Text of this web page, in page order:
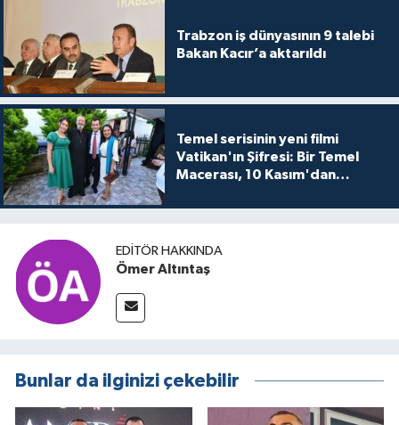
Trabzon iş dünyasının 9 talebi
Bakan Kacır’a aktarıldı
Temel serisinin yeni filmi
Vatikan'ın Şifresi: Bir Temel
Macerası, 10 Kasım'dan
buluşuyo
EDITÖR HAKKINDA
Ömer Altıntaş
Bunlar da ilginizi çekebilir